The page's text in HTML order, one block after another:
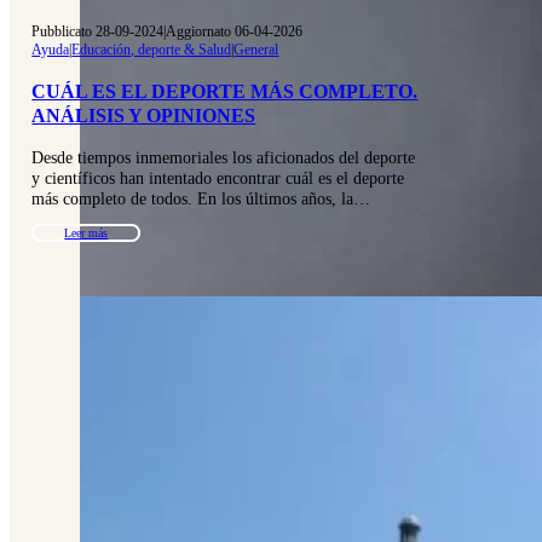
Pubblicato 28-09-2024|Aggiornato 06-04-2026
Ayuda|Educación, deporte & Salud|General
CUÁL ES EL DEPORTE MÁS COMPLETO.
ANÁLISIS Y OPINIONES
Desde tiempos inmemoriales los aficionados del deporte
y científicos han intentado encontrar cuál es el deporte
más completo de todos. En los últimos años, la…
Leer más